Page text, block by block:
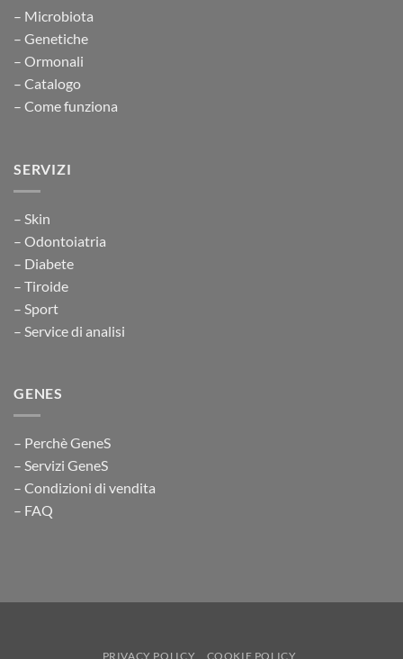
– Microbiota
– Genetiche
– Ormonali
– Catalogo
– Come funziona
SERVIZI
– Skin
– Odontoiatria
– Diabete
– Tiroide
– Sport
– Service di analisi
GENES
– Perchè GeneS
– Servizi GeneS
– Condizioni di vendita
– FAQ
PRIVACY POLICY COOKIE POLICY